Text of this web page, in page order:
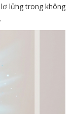
lửng trong không